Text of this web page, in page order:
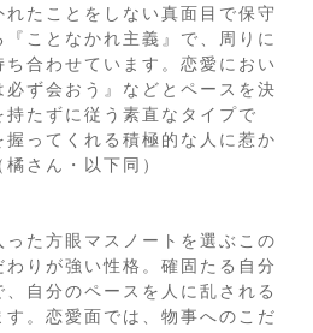
たことをしない真面目で保守
ことなかれ主義』で、周りに
合わせています。恋愛におい
ず会おう』などとペースを決
たずに従う素直なタイプで
ってくれる積極的な人に惹か
さん・以下同）
った方眼マスノートを選ぶこの
りが強い性格。確固たる自分
自分のペースを人に乱される
。恋愛面では、物事へのこだ